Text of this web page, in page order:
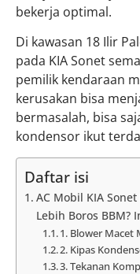
bekerja optimal.
Di kawasan 18 Ilir
pada KIA Sonet
pemilik kendaraan
kerusakan bisa
bermasalah, bisa
kondensor ikut
Daftar isi
AC Mobil KIA
Lebih Boros BBM?
1. Blower Macet
2. Kipas
3. Tekanan